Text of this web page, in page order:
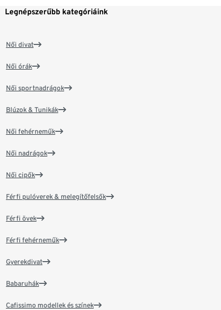
Legnépszerűbb kategóriáink
Női divat
Női órák
Női sportnadrágok
Blúzok & Tunikák
Női fehérneműk
Női nadrágok
Női cipők
Férfi pulóverek & melegítőfelsők
Férfi övek
Férfi fehérneműk
Gyerekdivat
Babaruhák
Cafissimo modellek és színek